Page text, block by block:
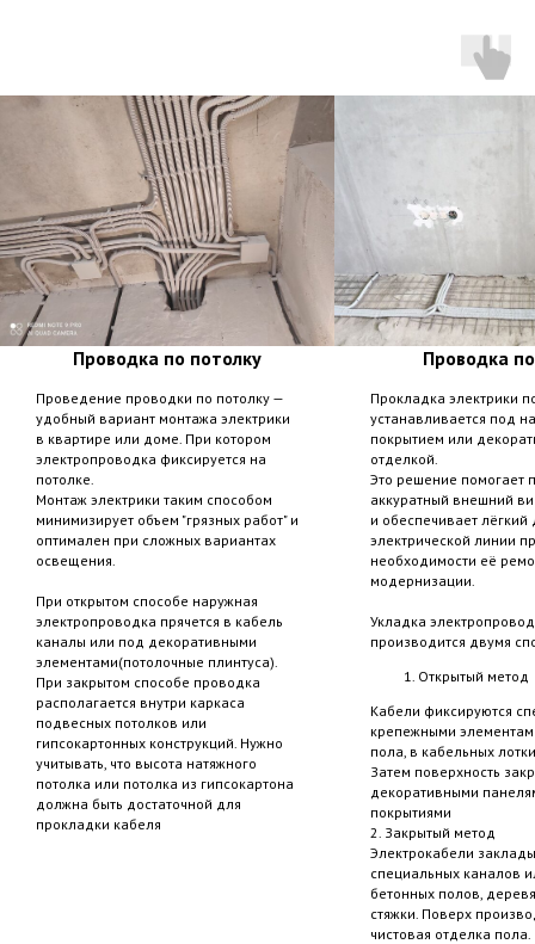
Проводка по потолку
Проведение проводки по потолку —
удобный вариант монтажа электрики
в квартире или доме. При котором
электропроводка фиксируется на
потолке.
Монтаж электрики таким способом
минимизирует объем "грязных работ" и
оптимален при сложных вариантах
освещения.
При открытом способе наружная
электропроводка прячется в кабель
каналы или под декоративными
элементами(потолочные плинтуса).
При закрытом способе проводка
располагается внутри каркаса
подвесных потолков или
гипсокартонных конструкций. Нужно
учитывать, что высота натяжного
потолка или потолка из гипсокартона
должна быть достаточной для
прокладки кабеля
Проводка
Прокладка электрики
устанавливается под
покрытием или
отделкой.
Это решение помогает
аккуратный внешний
и обеспечивает лёгкий
электрической линии
необходимости её
модернизации.
Укладка
производится двумя
Открытый метод
Кабели фиксируются
крепежными
пола, в кабельных
Затем поверхность
декоративными
покрытиями
2. Закрытый метод
Электрокабели
специальных каналов
бетонных полов,
стяжки. Поверх
чистовая отделка пола.